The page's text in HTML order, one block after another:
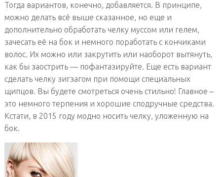
Тогда вариантов, конечно, добавляется. В принципе,
можно делать всё выше сказанное, но еще и
дополнительно обработать челку муссом или гелем,
зачесать её на бок и немного поработать с кончиками
волос. Их можно или закрутить или наоборот вытянуть,
как бы заострить — пофантазируйте. Еще есть вариант
сделать челку зигзагом при помощи специальных
щипцов. Вы будете смотреться очень стильно! Главное –
это немного терпения и хорошие сподручные средства.
Кстати, в 2015 году модно носить челку, уложенную на
бок.